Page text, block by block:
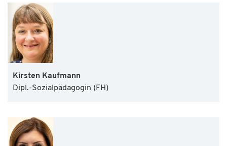
Kirsten Kaufmann
Dipl.-Sozialpädagogin (FH)